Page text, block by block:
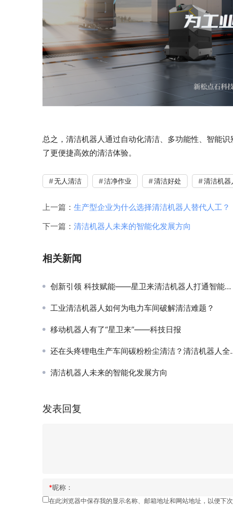
总之，清洁机器人通过自动化清洁、多功能性、智能
了更便捷高效的清洁体验。
无人清洁 洁净作业 清洁好处 清洁机器
上一篇： 生产型企业为什么选择清洁机器人替代人工？
下一篇： 清洁机器人未来的智能化发展方向
相关新闻
创新引领 科技赋能——星卫来清洁机器人打通智能制造“最后一公里”
工业清洁机器人如何为电力车间破解清洁难题？
移动机器人有了“星卫来”——科技日报
还在头疼锂电生产车间碳粉粉尘清洁？清洁机器人全部搞定
清洁机器人未来的智能化发展方向
发表回复
*昵称：
在此浏览器中保存我的显示名称、邮箱地址和网站地址，以便下次